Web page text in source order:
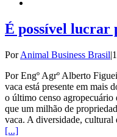
É possível lucrar
PorAnimal Business Brasil|
Por Engº Agrº Alberto
vaca está presente em mais
o último censo
que um milhão de
vaca. A diversidade,
[...]